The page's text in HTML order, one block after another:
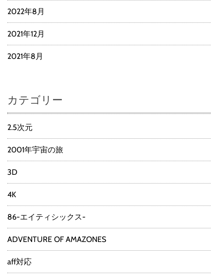
2022年8月
2021年12月
2021年8月
カテゴリー
2.5次元
2001年宇宙の旅
3D
4K
86-エイティシックス-
ADVENTURE OF AMAZONES
aff対応